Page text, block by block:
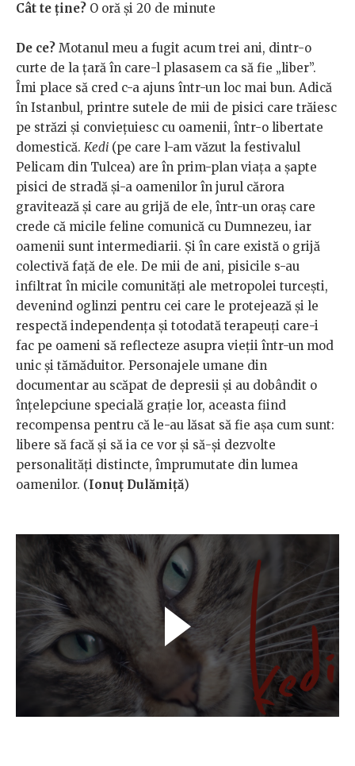
Cât te ține? O oră și 20 de minute
De ce? Motanul meu a fugit acum trei ani, dintr-o
curte de la țară în care-l plasasem ca să fie „liber”.
Îmi place să cred c-a ajuns într-un loc mai bun. Adică
în Istanbul, printre sutele de mii de pisici care trăiesc
pe străzi și conviețuiesc cu oamenii, într-o libertate
domestică. Kedi (pe care l-am văzut la festivalul
Pelicam din Tulcea) are în prim-plan viața a șapte
pisici de stradă și-a oamenilor în jurul cărora
gravitează și care au grijă de ele, într-un oraș care
crede că micile feline comunică cu Dumnezeu, iar
oamenii sunt intermediarii. Și în care există o grijă
colectivă față de ele. De mii de ani, pisicile s-au
infiltrat în micile comunități ale metropolei turcești,
devenind oglinzi pentru cei care le protejează și le
respectă independența și totodată terapeuți care-i
fac pe oameni să reflecteze asupra vieții într-un mod
unic și tămăduitor. Personajele umane din
documentar au scăpat de depresii și au dobândit o
înțelepciune specială grație lor, aceasta fiind
recompensa pentru că le-au lăsat să fie așa cum sunt:
libere să facă și să ia ce vor și să-și dezvolte
personalități distincte, împrumutate din lumea
oamenilor. (Ionuț Dulămiță)